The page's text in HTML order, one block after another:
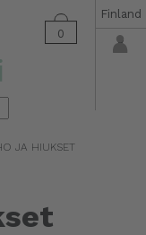
0
Finland
▼
JA HIUKSET